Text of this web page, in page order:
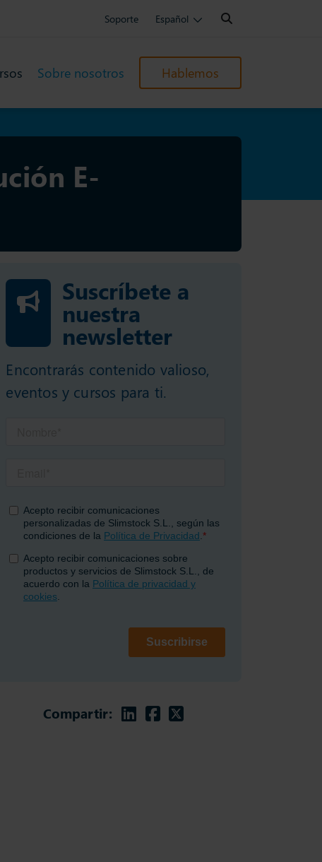
Soporte Español
Search:
Sobre nosotros Hablemos
E-
Suscríbete a
nuestra
newsletter
Encontrarás contenido valioso,
eventos y cursos para ti.
Compartir: Linkedin
Facebook
Twitter